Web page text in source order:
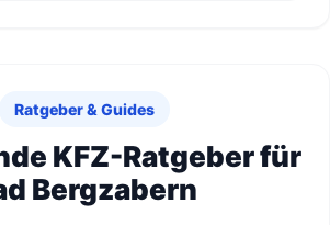
Ratgeber & Guides
KFZ-Ratgeber für
Bergzabern